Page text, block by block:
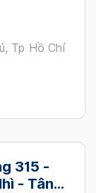
Tp Hồ Chí
315 -
- Tân